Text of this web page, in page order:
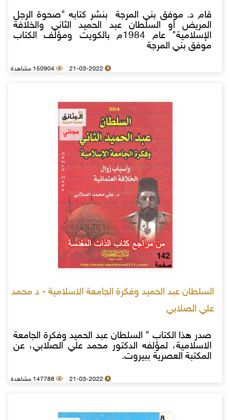
قام د. موفق بني المرجة بنشر كتابه "صحوة الرجل
المريض أو السلطان عبد الحميد الثاني والخلافة
الإسلامية" عام 1984م بالكويت ومؤلف الكتاب
موفق بني المرجة
21-03-2022 150904 مشاهدة
السلطان عبد الحميد وفكرة الجامعة الاسلامية - د محمد
علي الصلابي
صدر هذا الكتاب " السلطان عبد الحميد وفكرة الجامعة
الاسلامية، لمؤلفه الدكتور محمد علي الصلابي، عن
المكتبة العصرية ببيروت.
21-03-2022 147788 مشاهدة